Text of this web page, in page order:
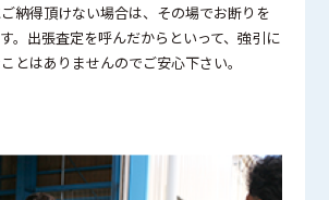
納得頂けない場合は、その場でお断りを
。出張査定を呼んだからといって、強引に
とはありませんのでご安心下さい。